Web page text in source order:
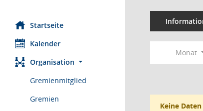
Startseite
Kalender
Organisation
Gremienmitglied
Gremien
Monat
Keine